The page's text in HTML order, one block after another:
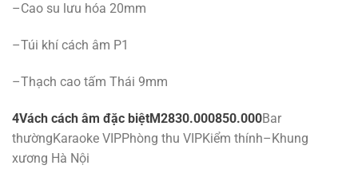
–Cao su lưu hóa 20mm
–Túi khí cách âm P1
–Thạch cao tấm Thái 9mm
4Vách cách âm đặc biệtM2830.000850.000Bar
thườngKaraoke VIPPhòng thu VIPKiểm thính–Khung
xương Hà Nội